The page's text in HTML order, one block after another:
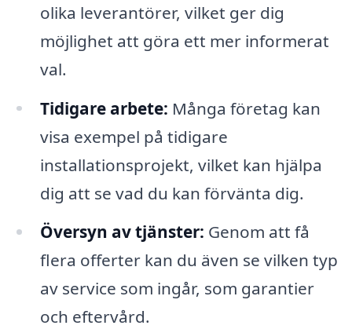
olika leverantörer, vilket ger dig
möjlighet att göra ett mer informerat
val.
Tidigare arbete: Många företag kan
visa exempel på tidigare
installationsprojekt, vilket kan hjälpa
dig att se vad du kan förvänta dig.
Översyn av tjänster: Genom att få
flera offerter kan du även se vilken typ
av service som ingår, som garantier
och eftervård.